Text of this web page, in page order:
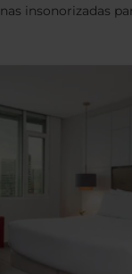
insonorizadas